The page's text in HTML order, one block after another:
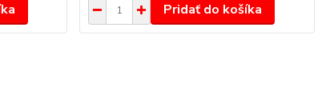
Pridať do košíka